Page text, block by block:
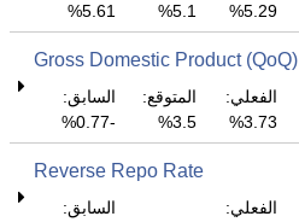
5.29%
5.1%
5.61%
Gross Domestic Product (QoQ)
الفعلي:
3.73%
المتوقع:
3.5%
السابق:
-0.77%
Reverse Repo Rate
الفعلي:
السابق: